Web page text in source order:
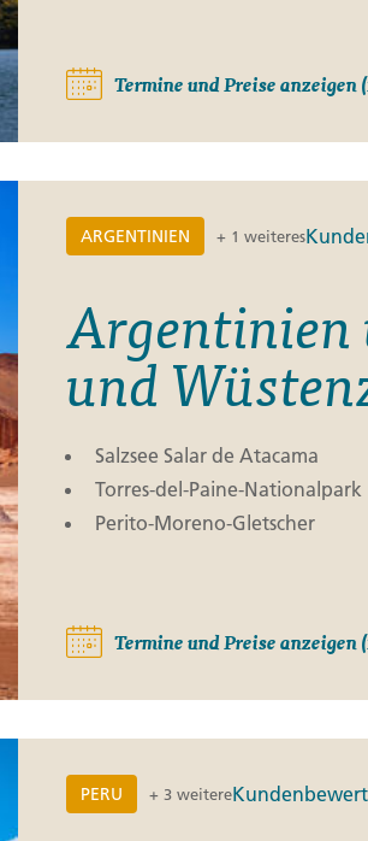
Termine und Preise anzeigen
ARGENTINIEN + 1 weiteres
Argentinien
und
Salzsee Salar de Atacama
Torres-del-Paine-Nationalpark
Perito-Moreno-Gletscher
Termine und Preise anzeigen
PERU + 3 weitere